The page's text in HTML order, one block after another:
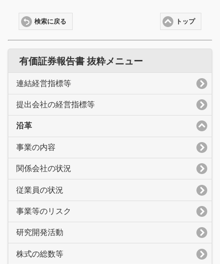
トップ
検索に戻る
有価証券報告書 抜粋メニュー
連結経営指標等
提出会社の経営指標等
沿革
事業の内容
関係会社の状況
従業員の状況
事業等のリスク
研究開発活動
株式の総数等